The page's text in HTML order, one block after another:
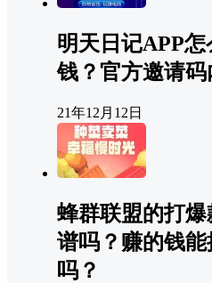
明天日记APP怎
钱？官方邀请码
21年12月12日
蜂群联盟的打爆
谱吗？赚的钱能
吗？